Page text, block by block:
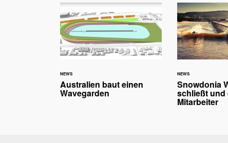
NEWS
Australien baut einen
Wavegarden
NEWS
Snowdonia
schließt und
Mitarbeiter